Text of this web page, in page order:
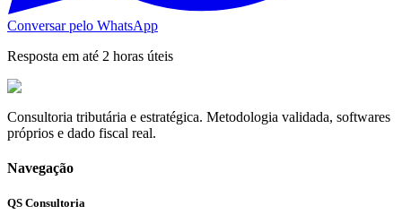
Conversar pelo WhatsApp
Resposta em até 2 horas úteis
Consultoria tributária e estratégica. Metodologia validada, softwares
próprios e dado fiscal real.
Navegação
QS Consultoria